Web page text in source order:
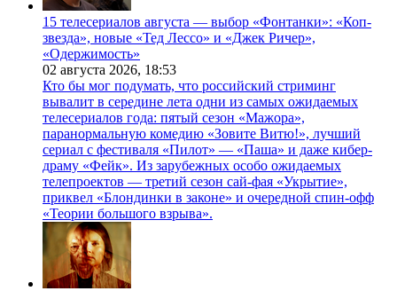
15 телесериалов августа — выбор «Фонтанки»: «Коп-
звезда», новые «Тед Лессо» и «Джек Ричер»,
«Одержимость»
02 августа 2026, 18:53
Кто бы мог подумать, что российский стриминг
вывалит в середине лета одни из самых ожидаемых
телесериалов года: пятый сезон «Мажора»,
паранормальную комедию «Зовите Витю!», лучший
сериал с фестиваля «Пилот» — «Паша» и даже кибер-
драму «Фейк». Из зарубежных особо ожидаемых
телепроектов — третий сезон сай-фая «Укрытие»,
приквел «Блондинки в законе» и очередной спин-офф
«Теории большого взрыва».